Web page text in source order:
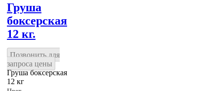
Груша
боксерская
12 кг.
Позвонить для
запроса цены
Груша боксерская
12 кг